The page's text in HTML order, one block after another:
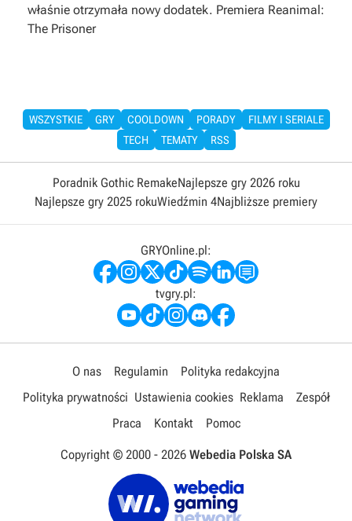
właśnie otrzymała nowy dodatek. Premiera Reanimal:
The Prisoner
WSZYSTKIE GRY COOLDOWN PORADY
FILMY I SERIALE
TECH
TEMATY RSS
Poradnik Gothic RemakeNajlepsze gry 2026 roku
Najlepsze gry 2025 rokuWiedźmin 4Najbliższe premiery
GRYOnline.pl:
tvgry.pl:
O nas Regulamin
Polityka redakcyjna
Polityka prywatności Ustawienia cookies Reklama
Zespół
Praca
Kontakt Pomoc
Copyright © 2000 - 2026 Webedia Polska SA